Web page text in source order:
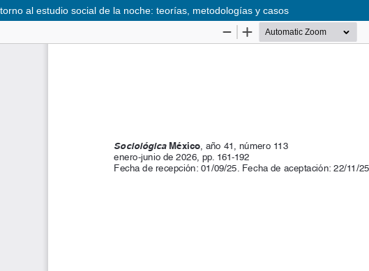
al estudio social de la noche: teorías, metodologías y casos